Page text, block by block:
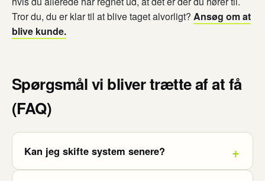
Tror du, du er klar til at blive taget alvorligt? Ansøg om at
blive kunde.
Spørgsmål vi bliver trætte af at få
(FAQ)
Kan jeg skifte system senere?